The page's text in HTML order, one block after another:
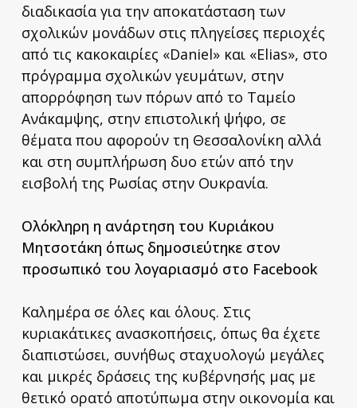
διαδικασία για την αποκατάσταση των
σχολικών μονάδων στις πληγείσες περιοχές
από τις κακοκαιρίες «Daniel» και «Elias», στο
πρόγραμμα σχολικών γευμάτων, στην
απορρόφηση των πόρων από το Ταμείο
Ανάκαμψης, στην επιστολική ψήφο, σε
θέματα που αφορούν τη Θεσσαλονίκη αλλά
και στη συμπλήρωση δυο ετών από την
εισβολή της Ρωσίας στην Ουκρανία.
Ολόκληρη η ανάρτηση του Κυριάκου
Μητσοτάκη όπως δημοσιεύτηκε στον
προσωπικό του λογαριασμό στο Facebook
Καλημέρα σε όλες και όλους. Στις
κυριακάτικες ανασκοπήσεις, όπως θα έχετε
διαπιστώσει, συνήθως σταχυολογώ μεγάλες
και μικρές δράσεις της κυβέρνησής μας με
θετικό ορατό αποτύπωμα στην οικονομία και